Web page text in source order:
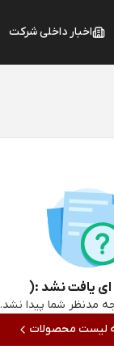
اخبار داخلی شرکت
ای یافت نشد :(
مدنظر شما پیدا نشد.
لیست محصولات